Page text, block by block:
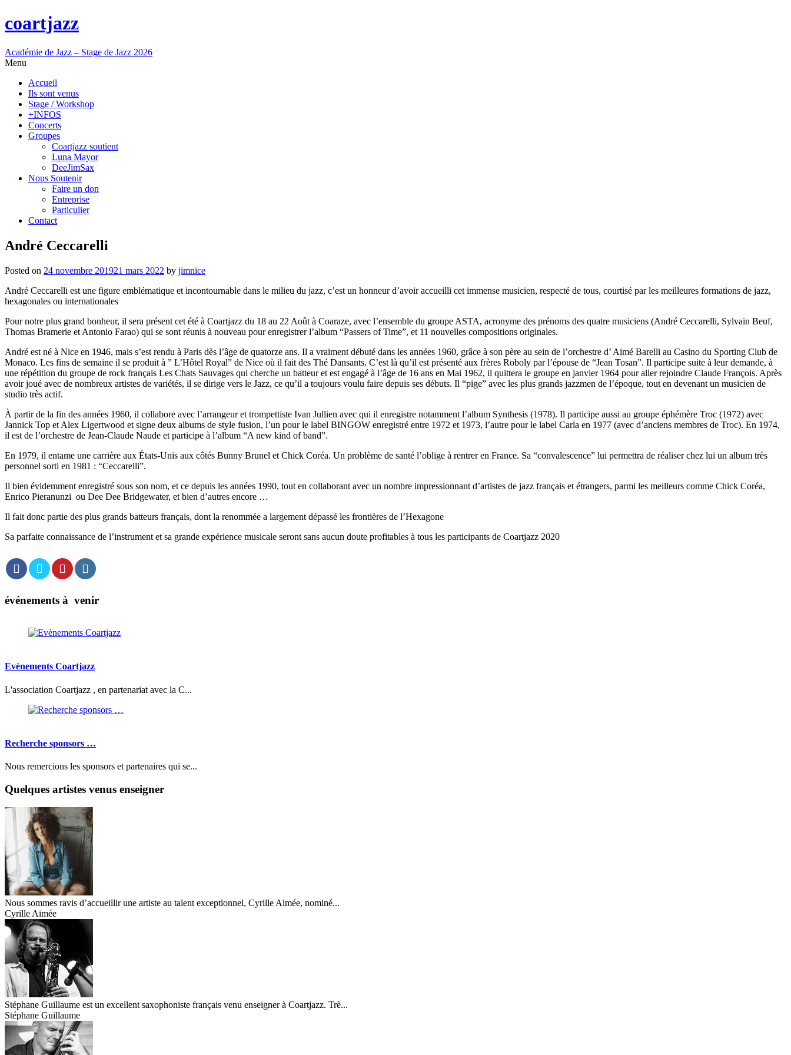
coartjazz
Académie de Jazz – Stage de Jazz 2026
Menu
Accueil
Ils sont venus
Stage / Workshop
+INFOS
Concerts
Groupes
Coartjazz soutient
Luna Mayor
DeeJimSax
Nous Soutenir
Faire un don
Entreprise
Particulier
Contact
André Ceccarelli
Posted on 24 novembre 201921 mars 2022 by jimnice
André Ceccarelli est une figure emblématique et incontournable dans le milieu du jazz, c’est un honneur d’avoir accueilli cet immense musicien, respecté de tous, courtisé par les meilleures formations de jazz,
hexagonales ou internationales
Pour notre plus grand bonheur, il sera présent cet été à Coartjazz du 18 au 22 Août à Coaraze, avec l’ensemble du groupe ASTA, acronyme des prénoms des quatre musiciens (André Ceccarelli, Sylvain Beuf,
Thomas Bramerie et Antonio Farao) qui se sont réunis à nouveau pour enregistrer l’album “Passers of Time”, et 11 nouvelles compositions originales.
André est né à Nice en 1946, mais s’est rendu à Paris dès l’âge de quatorze ans. Il a vraiment débuté dans les années 1960, grâce à son père au sein de l’orchestre d’ Aimé Barelli au Casino du Sporting Club de
Monaco. Les fins de semaine il se produit à ” L’Hôtel Royal” de Nice où il fait des Thé Dansants. C’est là qu’il est présenté aux frères Roboly par l’épouse de “Jean Tosan”. Il participe suite à leur demande, à
une répétition du groupe de rock français Les Chats Sauvages qui cherche un batteur et est engagé à l’âge de 16 ans en Mai 1962, il quittera le groupe en janvier 1964 pour aller rejoindre Claude François. Après
avoir joué avec de nombreux artistes de variétés, il se dirige vers le Jazz, ce qu’il a toujours voulu faire depuis ses débuts. Il “pige” avec les plus grands jazzmen de l’époque, tout en devenant un musicien de
studio très actif.
À partir de la fin des années 1960, il collabore avec l’arrangeur et trompettiste Ivan Jullien avec qui il enregistre notamment l’album Synthesis (1978). Il participe aussi au groupe éphémère Troc (1972) avec
Jannick Top et Alex Ligertwood et signe deux albums de style fusion, l’un pour le label BINGOW enregistré entre 1972 et 1973, l’autre pour le label Carla en 1977 (avec d’anciens membres de Troc). En 1974,
il est de l’orchestre de Jean-Claude Naude et participe à l’album “A new kind of band”.
En 1979, il entame une carrière aux États-Unis aux côtés Bunny Brunel et Chick Coréa. Un problème de santé l’oblige à rentrer en France. Sa “convalescence” lui permettra de réaliser chez lui un album très
personnel sorti en 1981 : “Ceccarelli”.
Il bien évidemment enregistré sous son nom, et ce depuis les années 1990, tout en collaborant avec un nombre impressionnant d’artistes de jazz français et étrangers, parmi les meilleurs comme Chick Coréa,
Enrico Pieranunzi ou Dee Dee Bridgewater, et bien d’autres encore …
Il fait donc partie des plus grands batteurs français, dont la renommée a largement dépassé les frontières de l’Hexagone
Sa parfaite connaissance de l’instrument et sa grande expérience musicale seront sans aucun doute profitables à tous les participants de Coartjazz 2020
événements à venir
Evènements Coartjazz
L'association Coartjazz , en partenariat avec la C...
Recherche sponsors …
Nous remercions les sponsors et partenaires qui se...
Quelques artistes venus enseigner
Nous sommes ravis d’accueillir une artiste au talent exceptionnel, Cyrille Aimée, nominé...
Cyrille Aimée
Stéphane Guillaume est un excellent saxophoniste français venu enseigner à Coartjazz. Trè...
Stéphane Guillaume